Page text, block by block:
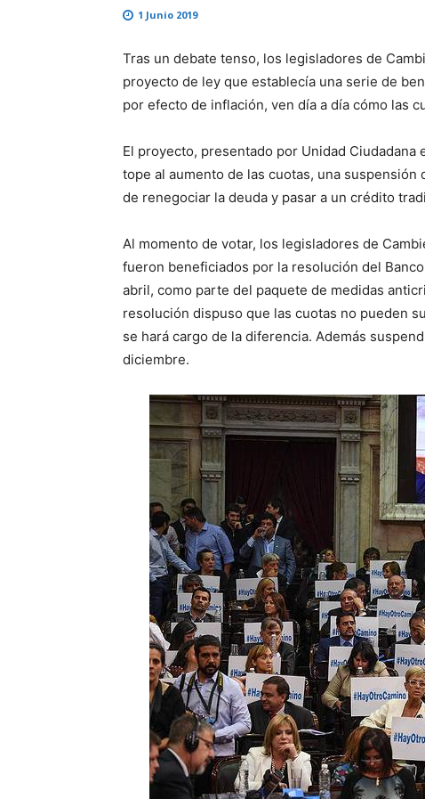
1 Junio 2019
Tras un debate tenso, los legisladores de
proyecto de ley que establecía una serie de
por efecto de inflación, ven día a día cómo las
El proyecto, presentado por Unidad
tope al aumento de las cuotas, una
de renegociar la deuda y pasar a un crédito
Al momento de votar, los legisladores de
fueron beneficiados por la resolución del
abril, como parte del paquete de medidas
resolución dispuso que las cuotas no pueden
se hará cargo de la diferencia. Además
diciembre.